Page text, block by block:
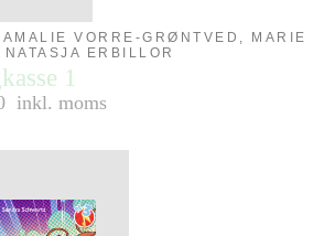
VORRE-GRØNTVED, MARIE
ERBILLOR
1
inkl. moms